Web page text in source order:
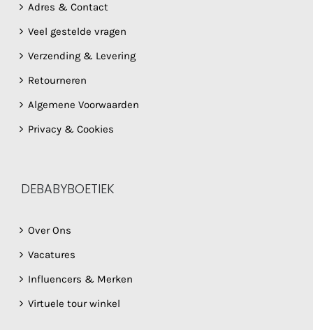
Adres & Contact
Veel gestelde vragen
Verzending & Levering
Retourneren
Algemene Voorwaarden
Privacy & Cookies
DEBABYBOETIEK
Over Ons
Vacatures
Influencers & Merken
Virtuele tour winkel